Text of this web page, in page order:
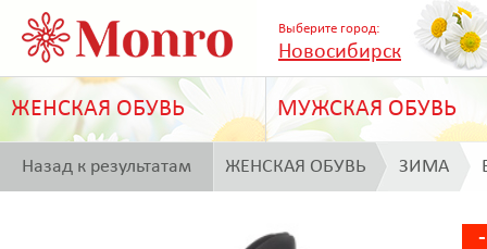
Выберите город:
Новосибирск
ЖЕНСКАЯ ОБУВЬ МУЖСКАЯ ОБУВЬ
Назад к результатам ЖЕНСКАЯ ОБУВЬ ЗИМА